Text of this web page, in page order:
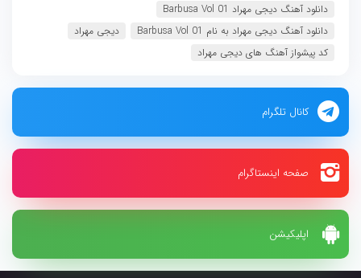
اپلیکیشن
دانلود آهنگ دیجی مهراد Barbusa Vol 01
دانلود آهنگ دیجی مهراد به نام Barbusa Vol 01
دیجی مهراد
کد پیشواز آهنگ های دیجی مهراد
کانال تلگرام
صفحه اینستاگرام